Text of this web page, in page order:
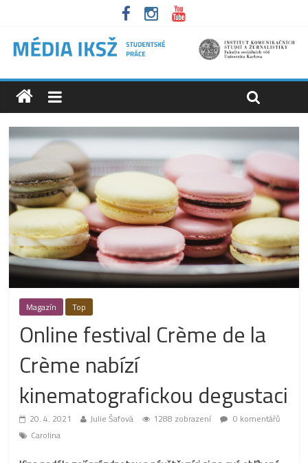
Magazín Top
Online festival Crème de la
Crème nabízí
kinematografickou degustaci
20. 4. 2021 Julie Šafová 1288 zobrazení
0 komentářů
Carolina